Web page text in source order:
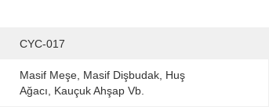
CYC-017
Masif Meşe, Masif Dişbudak, Huş
Ağacı, Kauçuk Ahşap Vb.